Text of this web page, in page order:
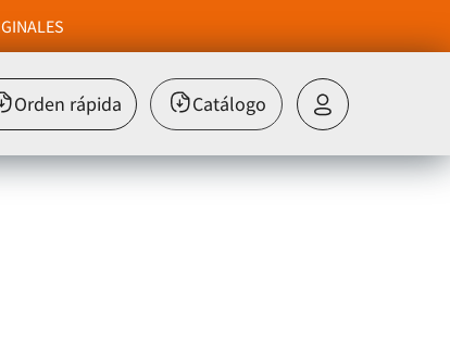
Orden rápida Catálogo